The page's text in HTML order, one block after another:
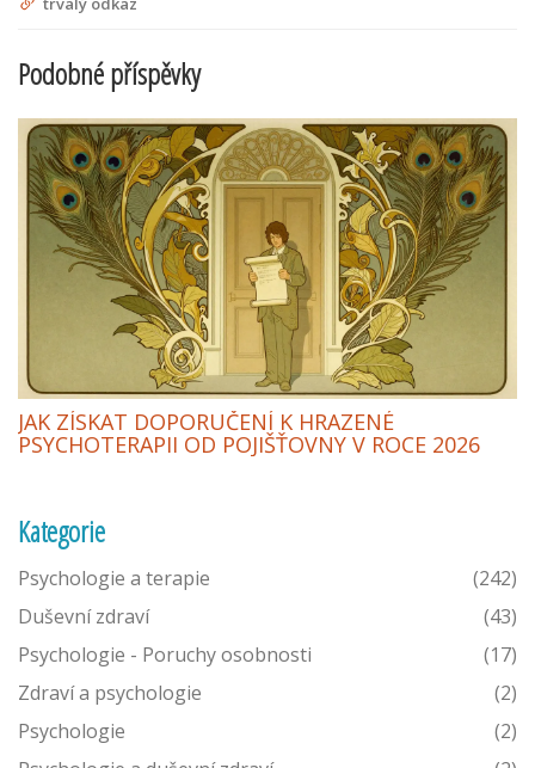
Podobné příspěvky
JAK ZÍSKAT DOPORUČENÍ K HRAZENÉ
PSYCHOTERAPII OD POJIŠŤOVNY V ROCE 2026
Kategorie
Psychologie a terapie
(242)
Duševní zdraví
(43)
Psychologie - Poruchy osobnosti
(17)
Zdraví a psychologie
(2)
Psychologie
(2)